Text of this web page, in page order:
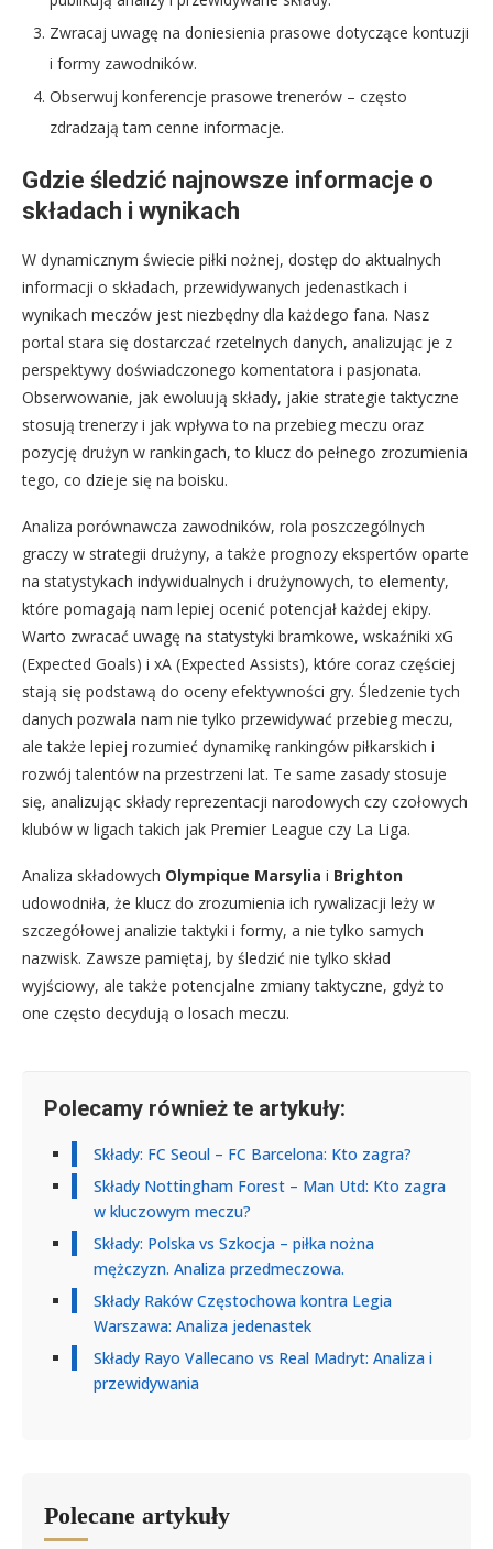
Zwracaj uwagę na doniesienia prasowe dotyczące kontuzji
i formy zawodników.
Obserwuj konferencje prasowe trenerów – często
zdradzają tam cenne informacje.
Gdzie śledzić najnowsze informacje o
składach i wynikach
W dynamicznym świecie piłki nożnej, dostęp do aktualnych
informacji o składach, przewidywanych jedenastkach i
wynikach meczów jest niezbędny dla każdego fana. Nasz
portal stara się dostarczać rzetelnych danych, analizując je z
perspektywy doświadczonego komentatora i pasjonata.
Obserwowanie, jak ewoluują składy, jakie strategie taktyczne
stosują trenerzy i jak wpływa to na przebieg meczu oraz
pozycję drużyn w rankingach, to klucz do pełnego zrozumienia
tego, co dzieje się na boisku.
Analiza porównawcza zawodników, rola poszczególnych
graczy w strategii drużyny, a także prognozy ekspertów oparte
na statystykach indywidualnych i drużynowych, to elementy,
które pomagają nam lepiej ocenić potencjał każdej ekipy.
Warto zwracać uwagę na statystyki bramkowe, wskaźniki xG
(Expected Goals) i xA (Expected Assists), które coraz częściej
stają się podstawą do oceny efektywności gry. Śledzenie tych
danych pozwala nam nie tylko przewidywać przebieg meczu,
ale także lepiej rozumieć dynamikę rankingów piłkarskich i
rozwój talentów na przestrzeni lat. Te same zasady stosuje
się, analizując składy reprezentacji narodowych czy czołowych
klubów w ligach takich jak Premier League czy La Liga.
Analiza składowych Olympique Marsylia i Brighton
udowodniła, że klucz do zrozumienia ich rywalizacji leży w
szczegółowej analizie taktyki i formy, a nie tylko samych
nazwisk. Zawsze pamiętaj, by śledzić nie tylko skład
wyjściowy, ale także potencjalne zmiany taktyczne, gdyż to
one często decydują o losach meczu.
Polecamy również te artykuły:
Składy: FC Seoul – FC Barcelona: Kto zagra?
Składy Nottingham Forest – Man Utd: Kto zagra
w kluczowym meczu?
Składy: Polska vs Szkocja – piłka nożna
mężczyzn. Analiza przedmeczowa.
Składy Raków Częstochowa kontra Legia
Warszawa: Analiza jedenastek
Składy Rayo Vallecano vs Real Madryt: Analiza i
przewidywania
Polecane artykuły